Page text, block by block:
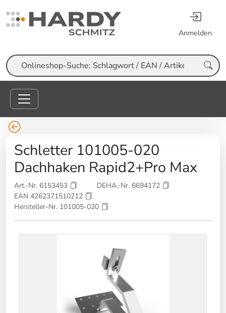
Anmelden
Suche
Schletter 101005-020
Dachhaken Rapid2+Pro Max
Art.-Nr. 6153453
DEHA.-Nr. 6694172
EAN 4262371510212
Hersteller-Nr. 101005-020